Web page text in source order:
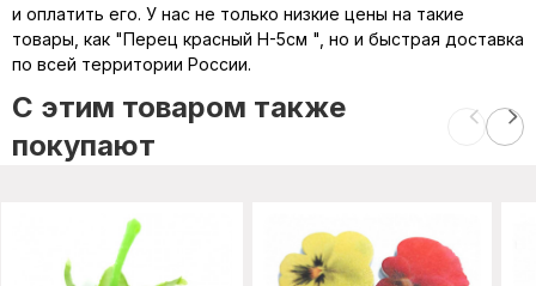
и оплатить его. У нас не только низкие цены на такие
товары, как "Перец красный H-5см ", но и быстрая доставка
по всей территории России.
C этим товаром также
покупают